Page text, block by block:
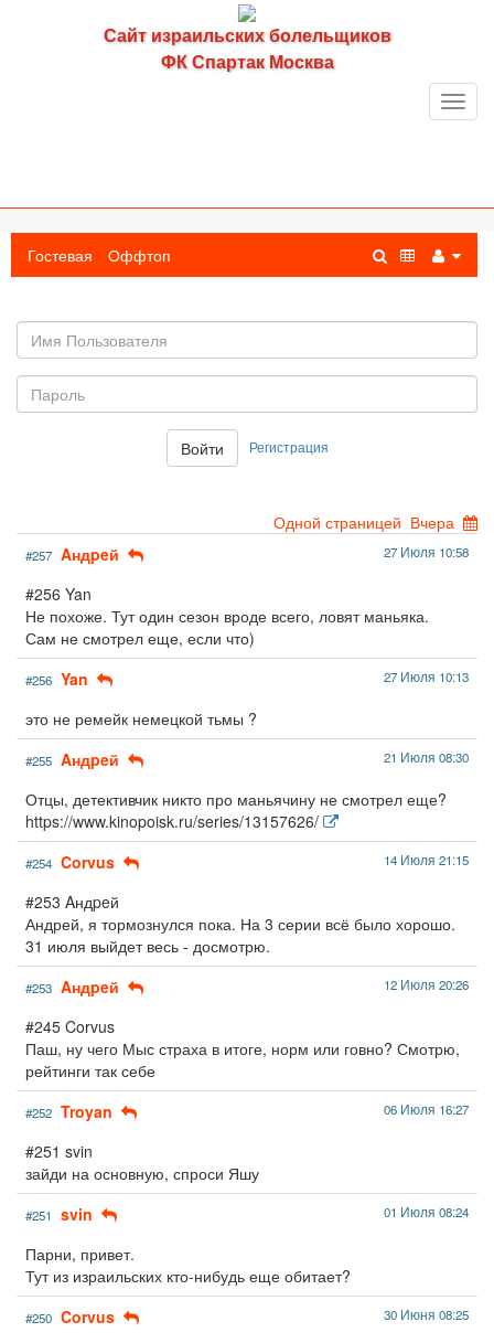
Сайт израильских болельщиков
ФК Спартак Москва
Гостевая Оффтоп
пользователя
Войти Регистрация
Одной страницей Вчера
#257 Aндpeй 27 Июля 10:58
#256 Yan
Не похоже. Тут один сезон вроде всего, ловят маньяка.
Сам не смотрел еще, если что)
#256 Yan 27 Июля 10:13
это не ремейк немецкой тьмы ?
#255 Aндpeй 21 Июля 08:30
Отцы, детективчик никто про маньячину не смотрел еще?
https://www.kinopoisk.ru/series/13157626/
#254 Corvus 14 Июля 21:15
#253 Aндpeй
Андрей, я тормознулся пока. На 3 серии всё было хорошо.
31 июля выйдет весь - досмотрю.
#253 Aндpeй 12 Июля 20:26
#245 Corvus
Паш, ну чего Мыс страха в итоге, норм или говно? Смотрю,
рейтинги так себе
#252 Troyan 06 Июля 16:27
#251 svin
зайди на основную, спроси Яшу
#251 svin 01 Июля 08:24
Парни, привет.
Тут из израильских кто-нибудь еще обитает?
#250 Corvus 30 Июня 08:25